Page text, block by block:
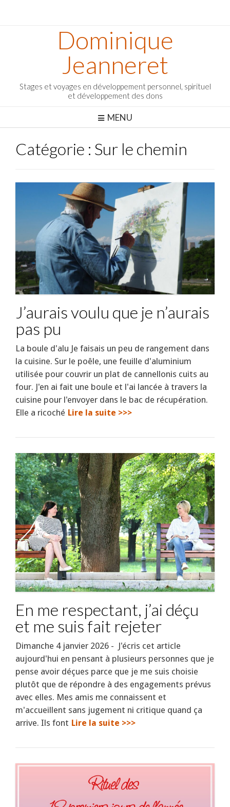
Dominique
Jeanneret
Stages et voyages en développement personnel, spirituel
et développement des dons
MENU
Catégorie : Sur le chemin
J’aurais voulu que je n’aurais
pas pu
La boule d'alu Je faisais un peu de rangement dans
la cuisine. Sur le poêle, une feuille d'aluminium
utilisée pour couvrir un plat de cannellonis cuits au
four. J'en ai fait une boule et l'ai lancée à travers la
cuisine pour l'envoyer dans le bac de récupération.
Elle a ricoché Lire la suite >>>
En me respectant, j’ai déçu
et me suis fait rejeter
Dimanche 4 janvier 2026 - J'écris cet article
aujourd'hui en pensant à plusieurs personnes que je
pense avoir déçues parce que je me suis choisie
plutôt que de répondre à des engagements prévus
avec elles. Mes amis me connaissent et
m'accueillent sans jugement ni critique quand ça
arrive. Ils font Lire la suite >>>